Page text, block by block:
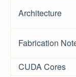
Architecture
Fabrication
CUDA Cores